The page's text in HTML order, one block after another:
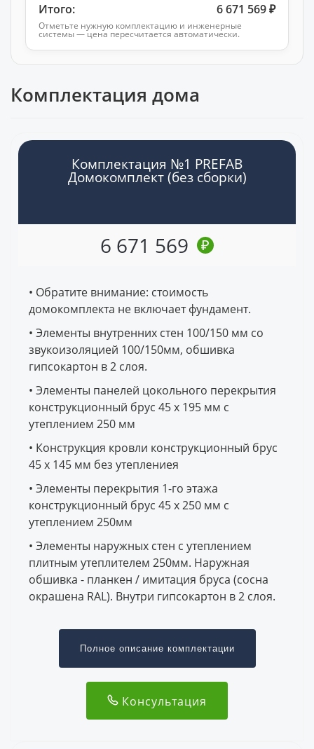
Итого: 6 671 569 ₽
Отметьте нужную комплектацию и инженерные
системы — цена пересчитается автоматически.
Комплектация дома
Комплектация №1 PREFAB
Домокомплект (без сборки)
6 671 569 ₽
• Обратите внимание: стоимость
домокомплекта не включает фундамент.
• Элементы внутренних стен 100/150 мм со
звукоизоляцией 100/150мм, обшивка
гипсокартон в 2 слоя.
• Элементы панелей цокольного перекрытия
конструкционный брус 45 x 195 мм с
утеплением 250 мм
• Конструкция кровли конструкционный брус
45 x 145 мм без утеплениея
• Элементы перекрытия 1-го этажа
конструкционный брус 45 x 250 мм с
утеплением 250мм
• Элементы наружных стен с утеплением
плитным утеплителем 250мм. Наружная
обшивка - планкен / имитация бруса (сосна
окрашена RAL). Внутри гипсокартон в 2 слоя.
Полное описание комплектации
Консультация